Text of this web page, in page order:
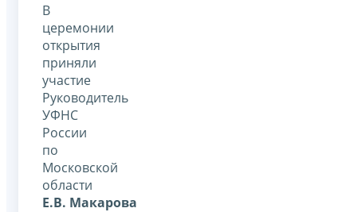
В
церемонии
открытия
приняли
участие
Руководитель
УФНС
России
по
Московской
области
Е.В. Макарова